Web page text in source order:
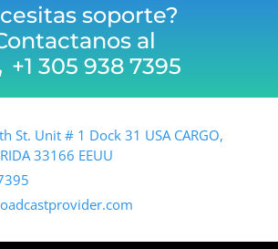
soporte?
al
+1 305 938 7395
St. Unit # 1 Dock 31 USA CARGO,
33166 EEUU